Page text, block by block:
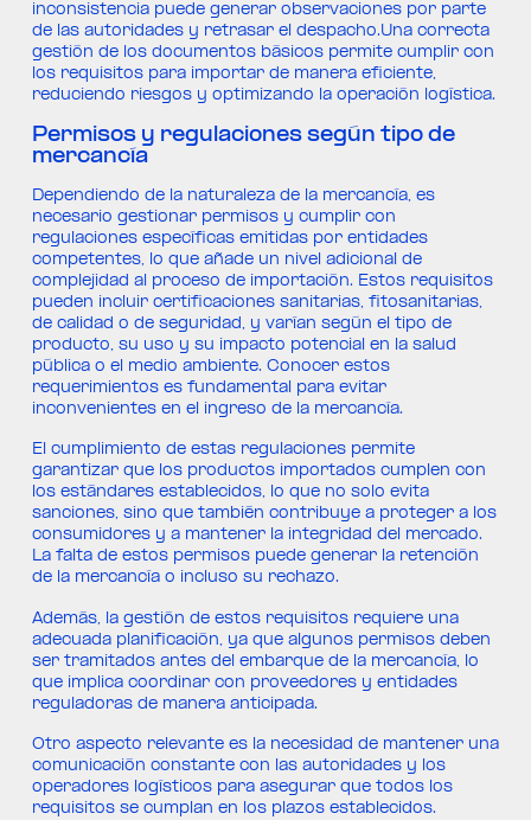
inconsistencia puede generar observaciones por parte
de las autoridades y retrasar el despacho.Una correcta
gestión de los documentos básicos permite cumplir con
los requisitos para importar de manera eficiente,
reduciendo riesgos y optimizando la operación logística.
Permisos y regulaciones según tipo de
mercancía
Dependiendo de la naturaleza de la mercancía, es
necesario gestionar permisos y cumplir con
regulaciones específicas emitidas por entidades
competentes, lo que añade un nivel adicional de
complejidad al proceso de importación. Estos requisitos
pueden incluir certificaciones sanitarias, fitosanitarias,
de calidad o de seguridad, y varían según el tipo de
producto, su uso y su impacto potencial en la salud
pública o el medio ambiente. Conocer estos
requerimientos es fundamental para evitar
inconvenientes en el ingreso de la mercancía.
El cumplimiento de estas regulaciones permite
garantizar que los productos importados cumplen con
los estándares establecidos, lo que no solo evita
sanciones, sino que también contribuye a proteger a los
consumidores y a mantener la integridad del mercado.
La falta de estos permisos puede generar la retención
de la mercancía o incluso su rechazo.
Además, la gestión de estos requisitos requiere una
adecuada planificación, ya que algunos permisos deben
ser tramitados antes del embarque de la mercancía, lo
que implica coordinar con proveedores y entidades
reguladoras de manera anticipada.
Otro aspecto relevante es la necesidad de mantener una
comunicación constante con las autoridades y los
operadores logísticos para asegurar que todos los
requisitos se cumplan en los plazos establecidos.